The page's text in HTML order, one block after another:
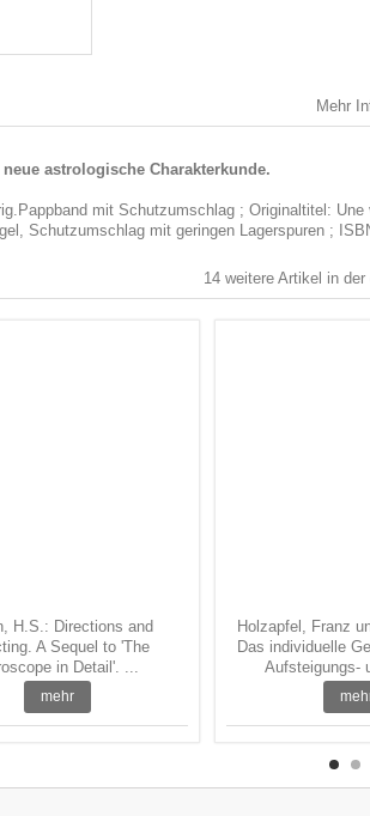
Mehr
astrologische Charakterkunde.
mit Schutzumschlag ; Originaltitel:
Schutzumschlag mit geringen Lagerspuren ;
14 weitere Artikel in
H.S.: Directions and
A Sequel to 'The
in Detail'. ...
mehr
Holzapfel, Franz
Das individuelle
Aufsteigungs-